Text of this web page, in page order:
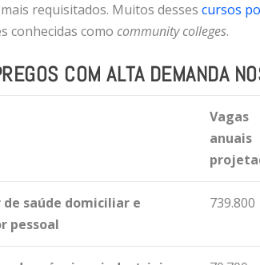
requisitados. Muitos desses cursos
conhecidas como community colleges.
COM ALTA DEMANDA
Vagas
anuais
saúde domiciliar e
pessoal
739.800